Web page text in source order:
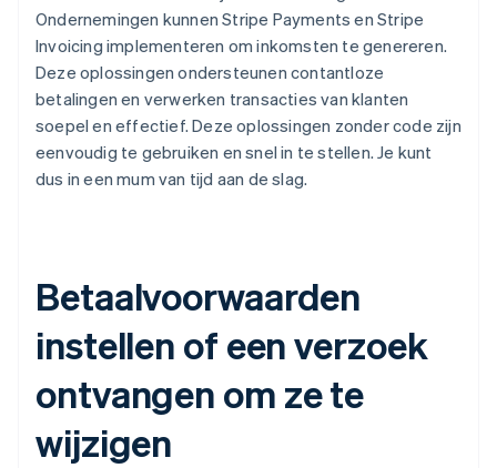
Ondernemingen kunnen Stripe Payments en Stripe
Invoicing implementeren om inkomsten te genereren.
Deze oplossingen ondersteunen contantloze
betalingen en verwerken transacties van klanten
soepel en effectief. Deze oplossingen zonder code zijn
eenvoudig te gebruiken en snel in te stellen. Je kunt
dus in een mum van tijd aan de slag.
Betaalvoorwaarden
instellen of een verzoek
ontvangen om ze te
wijzigen